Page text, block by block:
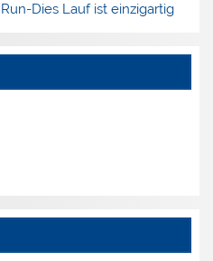
Dies Lauf ist einzigartig